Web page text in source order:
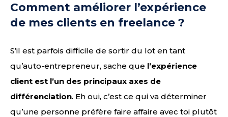
Comment améliorer l’expérience
de mes clients en freelance ?
S’il est parfois difficile de sortir du lot en tant
qu’auto-entrepreneur, sache que l’expérience
client est l’un des principaux axes de
différenciation. Eh oui, c’est ce qui va déterminer
qu’une personne préfère faire affaire avec toi plutôt